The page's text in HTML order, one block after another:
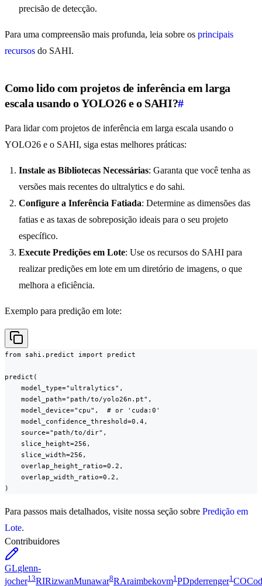
precisão de detecção.
Para uma compreensão mais profunda, leia sobre os principais
recursos do SAHI.
Como lido com projetos de inferência em larga
escala usando o YOLO26 e o SAHI?#
Para lidar com projetos de inferência em larga escala usando o
YOLO26 e o SAHI, siga estas melhores práticas:
Instale as Bibliotecas Necessárias: Garanta que você tenha as
versões mais recentes do ultralytics e do sahi.
Configure a Inferência Fatiada: Determine as dimensões das
fatias e as taxas de sobreposição ideais para o seu projeto
específico.
Execute Predições em Lote: Use os recursos do SAHI para
realizar predições em lote em um diretório de imagens, o que
melhora a eficiência.
Exemplo para predição em lote:
from sahi.predict import predict
predict(
    model_type="ultralytics",
    model_path="path/to/yolo26n.pt",
    model_device="cpu",  # or 'cuda:0'
    model_confidence_threshold=0.4,
    source="path/to/dir",
    slice_height=256,
    slice_width=256,
    overlap_height_ratio=0.2,
    overlap_width_ratio=0.2,
)
Para passos mais detalhados, visite nossa seção sobre Predição em
Lote.
Contribuidores
GLglenn-
jocher13RIRizwanMunawar8RAraimbekovm1 PDpderrenger1 CO